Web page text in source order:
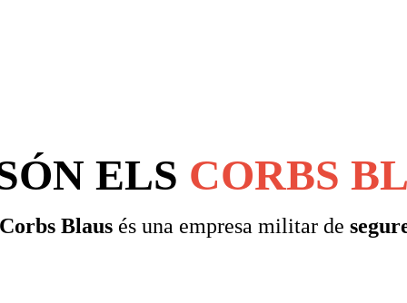
ELS CORBS
Corbs Blaus és una empresa militar de